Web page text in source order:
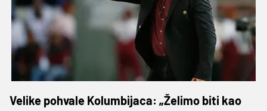
Velike pohvale Kolumbijaca: „Želimo biti kao